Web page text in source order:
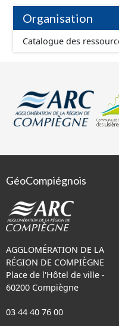
Organisation
Catalogue des
GéoCompiégnois
AGGLOMÉRATION DE LA
RÉGION DE COMPIÈGNE
Place de l'Hôtel de ville -
60200 Compiègne
03 44 40 76 00